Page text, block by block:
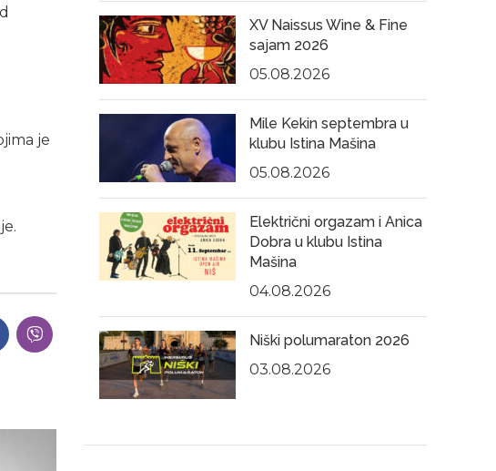
je
XV Naissus Wine & Fine
sajam 2026
05.08.2026
Mile Kekin septembra u
klubu Istina Mašina
05.08.2026
Električni orgazam i Anica
Dobra u klubu Istina
Mašina
04.08.2026
Niški polumaraton 2026
03.08.2026